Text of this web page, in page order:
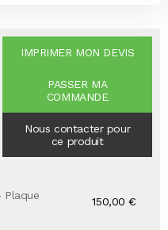
IMPRIMER MON DEVIS
PASSER MA
COMMANDE
Nous contacter pour
ce produit
Plaque
150,00 €